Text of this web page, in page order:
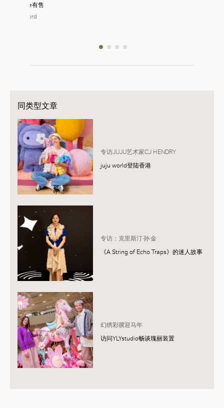
Home有售
Crawford
同类型文章
专访JUJU艺术家CJ HENDRY
juju world登陆香港
专访：克里斯汀·孙·金
《A String of Echo Traps》的迷人故事
幻绣彩骥迎马年
访问YLYstudio畅谈瑰丽装置